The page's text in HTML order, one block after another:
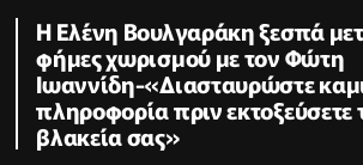
Η Ελένη Βουλγαράκη ξεσπά
φήμες χωρισμού με τον Φώτη
Ιωαννίδη-«Διασταυρώστε
πληροφορία πριν εκτοξεύσετε
βλακεία σας»